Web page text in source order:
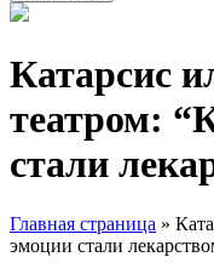
Катарсис
театром:
стали
Главная страница »
эмоции стали